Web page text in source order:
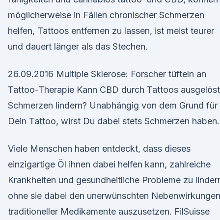
möglicherweise in Fällen chronischer Schmerzen
helfen, Tattoos entfernen zu lassen, ist meist teurer
und dauert länger als das Stechen.
26.09.2016 Multiple Sklerose: Forscher tüfteln an
Tattoo-Therapie Kann CBD durch Tattoos
Schmerzen lindern? Unabhängig von dem Grund für
Dein Tattoo, wirst Du dabei stets Schmerzen haben.
Viele Menschen haben entdeckt, dass dieses
einzigartige Öl ihnen dabei helfen kann, zahlreiche
Krankheiten und gesundheitliche Probleme zu
ohne sie dabei den unerwünschten Nebenwirkungen
traditioneller Medikamente auszusetzen. FilSuisse